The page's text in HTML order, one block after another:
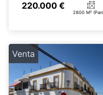
220.000 €
2800 M²
Venta